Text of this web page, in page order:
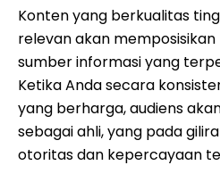
Konten yang berkualitas
relevan akan memposisikan
sumber informasi yang
Ketika Anda secara
yang berharga, audiens
sebagai ahli, yang pada
otoritas dan kepercayaan